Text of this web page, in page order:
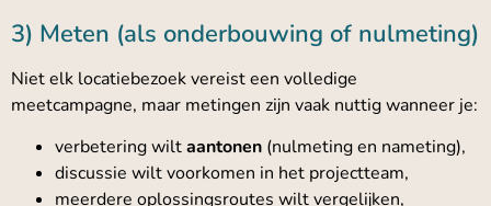
3) Meten (als onderbouwing of nulmeting)
Niet elk locatiebezoek vereist een volledige
meetcampagne, maar metingen zijn vaak nuttig wanneer je:
verbetering wiltaantonen (nulmeting en nameting),
discussie wilt voorkomen in het projectteam,
meerdere oplossingsroutes wilt vergelijken,